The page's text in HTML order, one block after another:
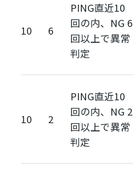
10 6
PING直近10
回の内、NG 6
回以上で異常
判定
10 2
PING直近10
回の内、NG 2
回以上で異常
判定